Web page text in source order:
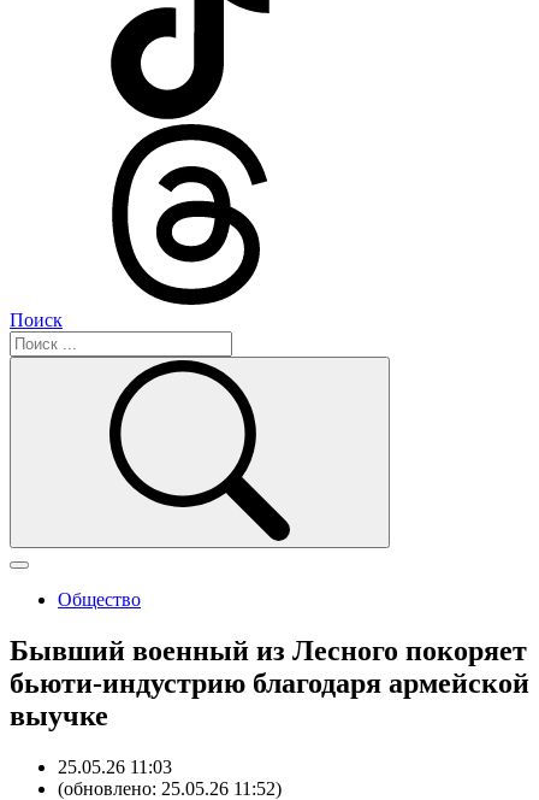
Поиск
Общество
Бывший военный из Лесного покоряет
бьюти-индустрию благодаря армейской
выучке
25.05.26 11:03
(обновлено: 25.05.26 11:52)